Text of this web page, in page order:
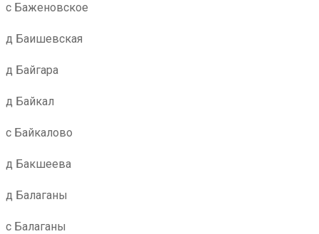
с Баженовское
д Баишевская
д Байгара
д Байкал
с Байкалово
д Бакшеева
д Балаганы
с Балаганы